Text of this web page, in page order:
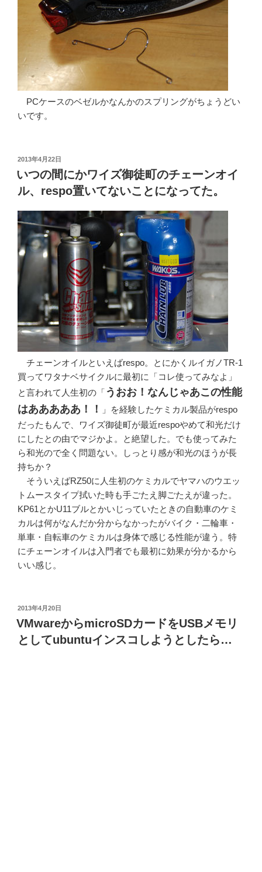
PCケースのベゼルかなんかのスプリングがちょうどい
いです。
投
稿
日:
2013年4月22日
いつの間にかワイズ御徒町のチェーンオイ
ル、respo置いてないことになってた。
チェーンオイルといえばrespo。とにかくルイガノTR-1
買ってワタナベサイクルに最初に「コレ使ってみなよ」
と言われて人生初の「 うおお！なんじゃあこの性能
はあああああ！！
」を経験したケミカル製品がrespo
だったもんで、ワイズ御徒町が最近respoやめて和光だけ
にしたとの由でマジかよ。と絶望した。でも使ってみた
ら和光ので全く問題ない。しっとり感が和光のほうが長
持ちか？
そういえばRZ50に人生初のケミカルでヤマハのウエッ
トムースタイプ拭いた時も手ごたえ脚ごたえが違った。
KP61とかU11ブルとかいじっていたときの自動車のケミ
カルは何がなんだか分からなかったがバイク・二輪車・
単車・自転車のケミカルは身体で感じる性能が違う。特
にチェーンオイルは入門者でも最初に効果が分かるから
いい感じ。
投
稿
日:
2013年4月20日
VMwareからmicroSDカードをUSBメモリ
としてubuntuインスコしようとしたら…